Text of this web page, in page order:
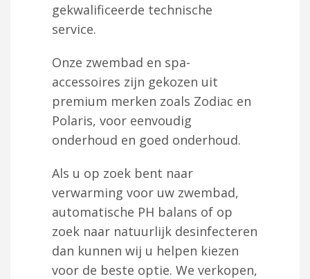
gekwalificeerde technische
service.
Onze zwembad en spa-
accessoires zijn gekozen uit
premium merken zoals Zodiac en
Polaris, voor eenvoudig
onderhoud en goed onderhoud.
Als u op zoek bent naar
verwarming voor uw zwembad,
automatische PH balans of op
zoek naar natuurlijk desinfecteren
dan kunnen wij u helpen kiezen
voor de beste optie. We verkopen,